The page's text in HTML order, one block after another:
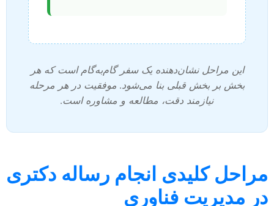
این مراحل نشان‌دهنده یک سفر گام‌به‌گام است که هر
بخش بر بخش قبلی بنا می‌شود. موفقیت در هر مرحله
نیازمند دقت، مطالعه و مشاوره است.
مراحل کلیدی انجام رساله دکتری
در مدیریت فناوری